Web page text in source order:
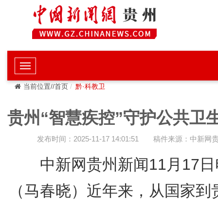
当前位置//首页 黔·科教卫
贵州“智慧疾控”守护公共卫
发布时间：2025-11-17 14:01:51 稿件来源：中新网
中新网贵州新闻11月17
（马春晓）近年来，从国家到